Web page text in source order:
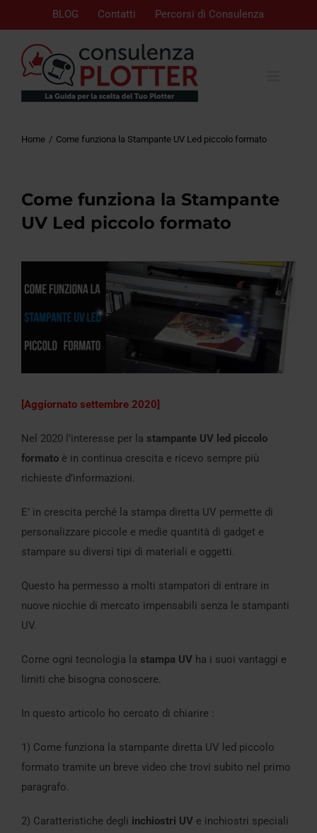
BLOG Contatti Percorsi di Consulenza
Home Come funziona la Stampante UV Led piccolo formato
Come funziona la Stampante
UV Led piccolo formato
[Aggiornato settembre 2020]
Nel 2020 l’interesse per la stampante UV led piccolo
formato è in continua crescita e ricevo sempre più
richieste d’informazioni.
E’ in crescita perché la stampa diretta UV permette di
personalizzare piccole e medie quantità di gadget e
stampare su diversi tipi di materiali e oggetti.
Questo ha permesso a molti stampatori di entrare in
nuove nicchie di mercato impensabili senza le stampanti
UV.
Come ogni tecnologia la stampa UV ha i suoi vantaggi e
limiti che bisogna conoscere.
In questo articolo ho cercato di chiarire :
1) Come funziona la stampante diretta UV led piccolo
formato tramite un breve video che trovi subito nel primo
paragrafo.
2) Caratteristiche degli inchiostri UV e inchiostri speciali